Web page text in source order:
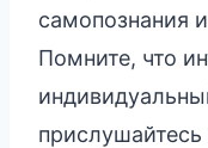
самопознания
Помните, что